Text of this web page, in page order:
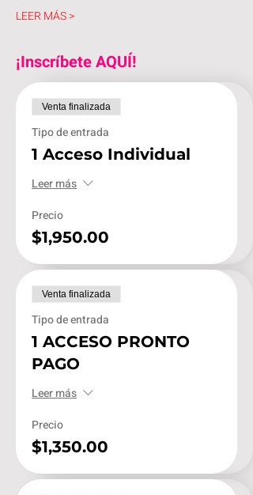
LEER MÁS >
¡Inscríbete AQUÍ!
Venta finalizada
Tipo de entrada
1 Acceso Individual
Leer más
Precio
$1,950.00
Venta finalizada
Tipo de entrada
1 ACCESO PRONTO
PAGO
Leer más
Precio
$1,350.00